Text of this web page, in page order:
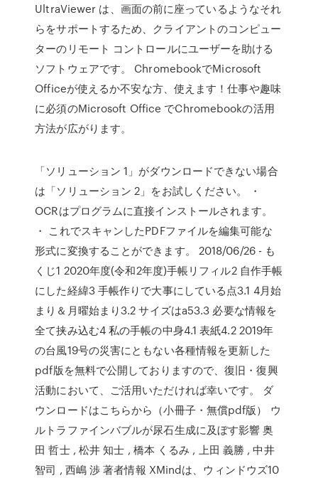
UltraViewer は、画面の前に座っているようなそれ
らをサポートするため、クライアントのコンピュー
ターのリモート コントロールにユーザーを助ける
ソフトウェアです。 ChromebookでMicrosoft
Officeが使えるか不安な方、使えます！仕事や趣味
に必須のMicrosoft Office でChromebookの活用
方法が広がります。
「ソリューション 1」がダウンロードできない場合
は「ソリューション 2」をお試しください。 ・
OCRはプログラムに直接インストールされます。
・ これでスキャンしたPDFファイルを編集可能な
形式に変換することができます。 2018/06/26 - も
くじ1 2020年度(令和2年度)手帳リフィル2 自作手帳
にした経緯3 手帳作りで大事にしている点3.1 4月始
まり＆月曜始まり3.2 サイズはa53.3 必要な情報を
全て挟み込む4 私の手帳の中身4.1 表紙4.2 2019年
の台風19号の災害にともない各種情報を更新した
pdf版を無料で公開しておりますので、復旧・復興
活動において、ご活用いただければ幸いです。 ダ
ウンロードはこちらから（小冊子・無償pdf版） ウ
ルトラファインバブルが尿石生成に及ぼす影響 奥
田 哲士 , 松井 知士 , 橋本 くるみ , 上田 義勝 , 中井
智司 , 西嶋 渉 著者情報 XMindは、ウィンドウズ10